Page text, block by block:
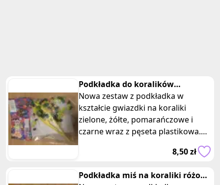
Podkładka do koralików
gwiazdka
Nowa zestaw z podkładka w
kształcie gwiazdki na koraliki
zielone, żółte, pomarańczowe i
czarne wraz z pęseta plastikowa.
8,50 zł
Podkładka miś na koraliki różowe